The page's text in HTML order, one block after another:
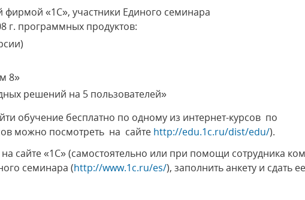
фирмой «1С», участники Единого семинара
г. программных продуктов:
8»
решений на 5 пользователей»
обучение бесплатно по одному из интернет-курсов по
можно посмотреть на сайте http://edu.1c.ru/dist/edu/).
сайте «1С» (самостоятельно или при помощи сотрудника
семинара (http://www.1c.ru/es/), заполнить анкету и сдать ее